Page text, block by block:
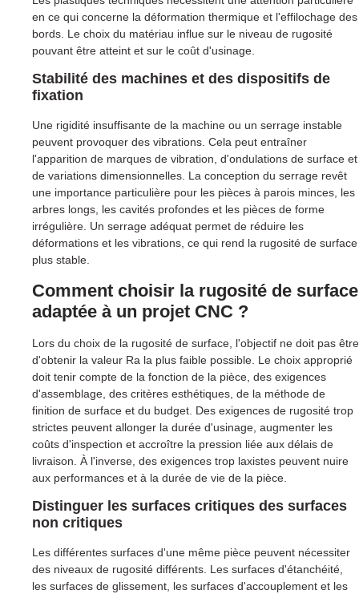
en ce qui concerne la déformation thermique et l'effilochage des
bords. Le choix du matériau influe sur le niveau de rugosité
pouvant être atteint et sur le coût d'usinage.
Stabilité des machines et des dispositifs de
fixation
Une rigidité insuffisante de la machine ou un serrage instable
peuvent provoquer des vibrations. Cela peut entraîner
l'apparition de marques de vibration, d'ondulations de surface et
de variations dimensionnelles. La conception du serrage revêt
une importance particulière pour les pièces à parois minces, les
arbres longs, les cavités profondes et les pièces de forme
irrégulière. Un serrage adéquat permet de réduire les
déformations et les vibrations, ce qui rend la rugosité de surface
plus stable.
Comment choisir la rugosité de surface
adaptée à un projet CNC ?
Lors du choix de la rugosité de surface, l'objectif ne doit pas être
d'obtenir la valeur Ra la plus faible possible. Le choix approprié
doit tenir compte de la fonction de la pièce, des exigences
d'assemblage, des critères esthétiques, de la méthode de
finition de surface et du budget. Des exigences de rugosité trop
strictes peuvent allonger la durée d'usinage, augmenter les
coûts d'inspection et accroître la pression liée aux délais de
livraison. À l'inverse, des exigences trop laxistes peuvent nuire
aux performances et à la durée de vie de la pièce.
Distinguer les surfaces critiques des surfaces
non critiques
Les différentes surfaces d'une même pièce peuvent nécessiter
des niveaux de rugosité différents. Les surfaces d'étanchéité,
les surfaces de glissement, les surfaces d'accouplement et les